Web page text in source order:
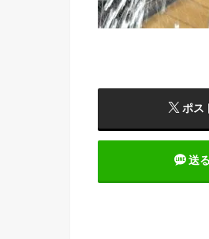
ポス
送る